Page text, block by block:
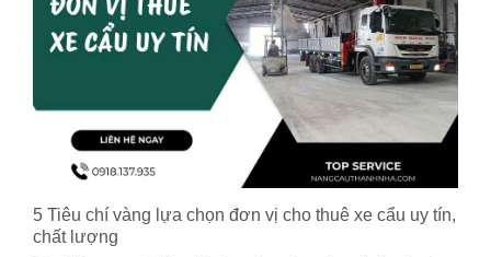
5 Tiêu chí vàng lựa chọn đơn vị cho thuê xe cẩu uy tín,
chất lượng